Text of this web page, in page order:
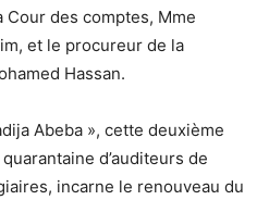
des comptes, Mme
et le procureur de la
Hassan.
Abeba », cette deuxième
d’auditeurs de
incarne le renouveau du